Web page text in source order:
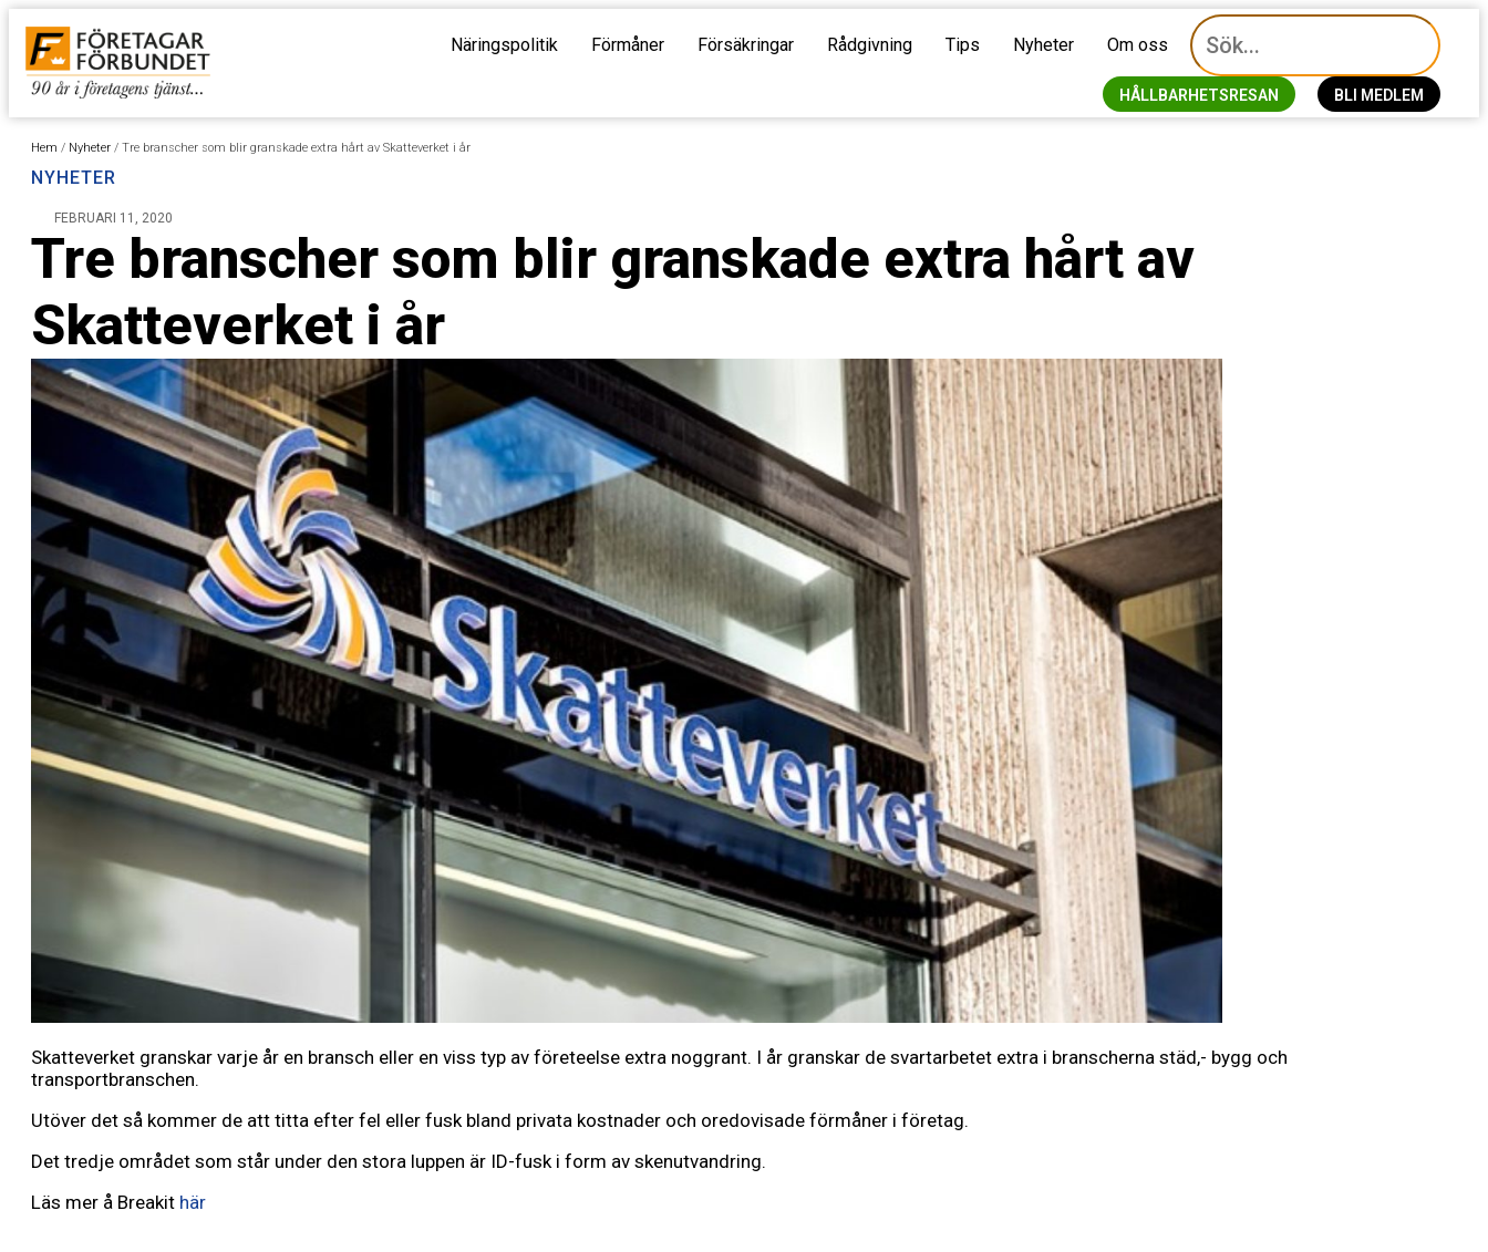
Näringspolitik Förmåner Försäkringar Rådgivning Tips Nyheter Om oss
HÅLLBARHETSRESAN BLI MEDLEM
Hem / Nyheter / Tre branscher som blir granskade extra hårt av Skatteverket i år
NYHETER
FEBRUARI 11, 2020
Tre branscher som blir granskade extra hårt av
Skatteverket i år
Skatteverket granskar varje år en bransch eller en viss typ av företeelse extra noggrant. I år granskar de svartarbetet extra i branscherna städ,- bygg och
transportbranschen.
Utöver det så kommer de att titta efter fel eller fusk bland privata kostnader och oredovisade förmåner i företag.
Det tredje området som står under den stora luppen är ID-fusk i form av skenutvandring.
Läs mer å Breakit här